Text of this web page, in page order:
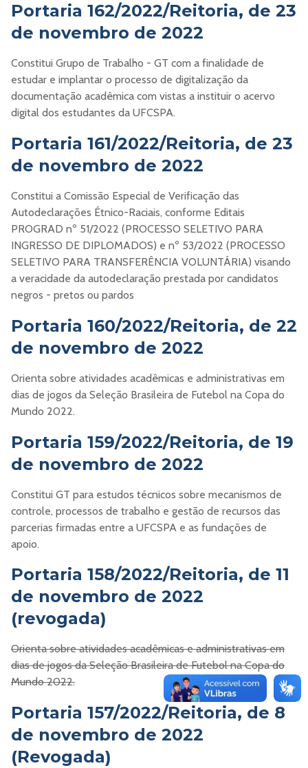
Portaria 162/2022/Reitoria, de 23
de novembro de 2022
Constitui Grupo de Trabalho - GT com a finalidade de
estudar e implantar o processo de digitalização da
documentação acadêmica com vistas a instituir o acervo
digital dos estudantes da UFCSPA.
Portaria 161/2022/Reitoria, de 23
de novembro de 2022
Constitui a Comissão Especial de Verificação das
Autodeclarações Étnico-Raciais, conforme Editais
PROGRAD nº 51/2022 (PROCESSO SELETIVO PARA
INGRESSO DE DIPLOMADOS) e nº 53/2022 (PROCESSO
SELETIVO PARA TRANSFERÊNCIA VOLUNTÁRIA) visando
a veracidade da autodeclaração prestada por candidatos
negros - pretos ou pardos
Portaria 160/2022/Reitoria, de 22
de novembro de 2022
Orienta sobre atividades acadêmicas e administrativas em
dias de jogos da Seleção Brasileira de Futebol na Copa do
Mundo 2022.
Portaria 159/2022/Reitoria, de 19
de novembro de 2022
Constitui GT para estudos técnicos sobre mecanismos de
controle, processos de trabalho e gestão de recursos das
parcerias firmadas entre a UFCSPA e as fundações de
apoio.
Portaria 158/2022/Reitoria, de 11
de novembro de 2022
(revogada)
Orienta sobre atividades acadêmicas e administrativas em
dias de jogos da Seleção Brasileira de Futebol na Copa do
Mundo 2022.
Portaria 157/2022/Reitoria, de 8
de novembro de 2022
(Revogada)